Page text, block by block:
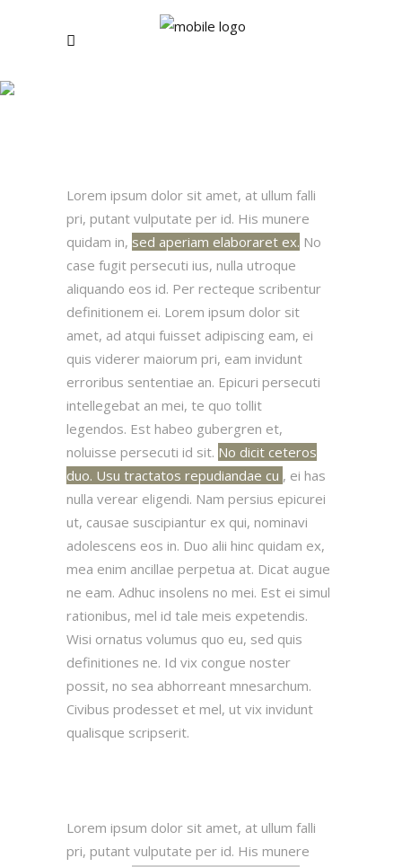
Lorem ipsum dolor sit amet, at ullum falli
pri, putant vulputate per id. His munere
quidam in, sed aperiam elaboraret ex. No
case fugit persecuti ius, nulla utroque
aliquando eos id. Per recteque scribentur
definitionem ei. Lorem ipsum dolor sit
amet, ad atqui fuisset adipiscing eam, ei
quis viderer maiorum pri, eam invidunt
erroribus sententiae an. Epicuri persecuti
intellegebat an mei, te quo tollit
legendos. Est habeo gubergren et,
noluisse persecuti id sit. No dicit ceteros
duo. Usu tractatos repudiandae cu , ei has
nulla verear eligendi. Nam persius epicurei
ut, causae suscipiantur ex qui, nominavi
adolescens eos in. Duo alii hinc quidam ex,
mea enim ancillae perpetua at. Dicat augue
ne eam. Adhuc insolens no mei. Est ei simul
rationibus, mel id tale meis expetendis.
Wisi ornatus volumus quo eu, sed quis
definitiones ne. Id vix congue noster
possit, no sea abhorreant mnesarchum.
Civibus prodesset et mel, ut vix invidunt
qualisque scripserit.
Lorem ipsum dolor sit amet, at ullum falli
pri, putant vulputate per id. His munere